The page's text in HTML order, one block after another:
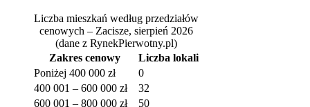
Liczba mieszkań według przedziałów
cenowych – Zacisze, sierpień 2026
(dane z RynekPierwotny.pl)
Zakres cenowy
Liczba lokali
Poniżej 400 000 zł
0
400 001 – 600 000 zł
32
600 001 – 800 000 zł
50